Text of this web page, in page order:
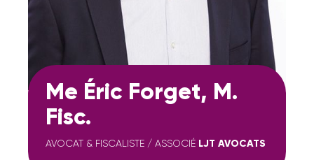
Me Éric Forget, M.
Fisc.
AVOCAT & FISCALISTE / ASSOCIÉ LJT AVOCATS